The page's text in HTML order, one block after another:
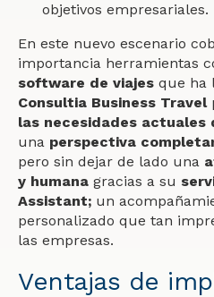
objetivos empresariales.
En este nuevo escenario
importancia herramientas
software de viajes que ha
Consultia Business Travel
las necesidades actuales
una perspectiva
pero sin dejar de lado una
y humana gracias a su
Assistant; un
personalizado que tan
las empresas.
Ventajas de